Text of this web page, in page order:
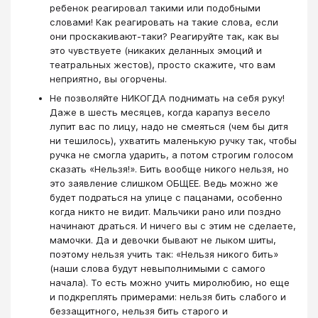
ребенок реагировал такими или подобными
словами! Как реагировать на такие слова, если
они проскакивают-таки? Реагируйте так, как вы
это чувствуете (никаких деланных эмоций и
театральных жестов), просто скажите, что вам
неприятно, вы огорчены.
Не позволяйте НИКОГДА поднимать на себя руку!
Даже в шесть месяцев, когда карапуз весело
лупит вас по лицу, надо не смеяться (чем бы дитя
ни тешилось), ухватить маленькую ручку так, чтобы
ручка не смогла ударить, а потом строгим голосом
сказать «Нельзя!». Бить вообще никого нельзя, но
это заявление слишком ОБЩЕЕ. Ведь можно же
будет подраться на улице с пацанами, особенно
когда никто не видит. Мальчики рано или поздно
начинают драться. И ничего вы с этим не сделаете,
мамочки. Да и девочки бывают не лыком шиты,
поэтому нельзя учить так: «Нельзя никого бить»
(наши слова будут невыполнимыми с самого
начала). То есть можно учить миролюбию, но еще
и подкреплять примерами: нельзя бить слабого и
беззащитного, нельзя бить старого и